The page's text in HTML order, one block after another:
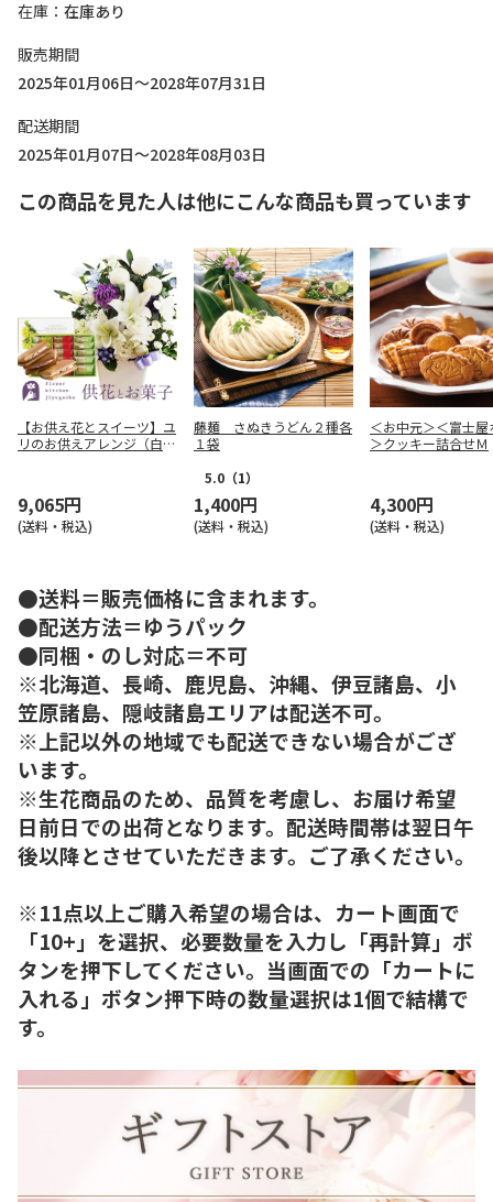
在庫
在庫あり
販売期間
2025年01月06日～2028年07月31日
配送期間
2025年01月07日～2028年08月03日
この商品を見た人は他にこんな商品も買っています
【お供え花とスイーツ】ユ
リのお供えアレンジ（白・
9,065円
(送料・税込)
藤麺 さぬきうどん２種各
１袋
5.0 （1）
1,400円
(送料・税込)
＜お中元＞＜富士屋
＞クッキー詰合せＭ
4,300円
(送料・税込)
●送料＝販売価格に含まれます。
●配送方法＝ゆうパック
●同梱・のし対応＝不可
※北海道、長崎、鹿児島、沖縄、伊豆諸島、小
笠原諸島、隠岐諸島エリアは配送不可。
※上記以外の地域でも配送できない場合がござ
います。
※生花商品のため、品質を考慮し、お届け希望
日前日での出荷となります。配送時間帯は翌日午
後以降とさせていただきます。ご了承ください。
※11点以上ご購入希望の場合は、カート画面で
「10+」を選択、必要数量を入力し「再計算」ボ
タンを押下してください。当画面での「カートに
入れる」ボタン押下時の数量選択は1個で結構で
す。